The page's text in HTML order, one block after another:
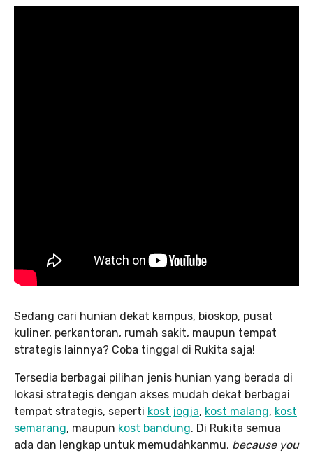
Sedang cari hunian dekat kampus, bioskop, pusat
kuliner, perkantoran, rumah sakit, maupun tempat
strategis lainnya? Coba tinggal di Rukita saja!
Tersedia berbagai pilihan jenis hunian yang berada di
lokasi strategis dengan akses mudah dekat berbagai
tempat strategis, seperti kost jogja, kost malang, kost
semarang, maupun kost bandung. Di Rukita semua
ada dan lengkap untuk memudahkanmu, because you